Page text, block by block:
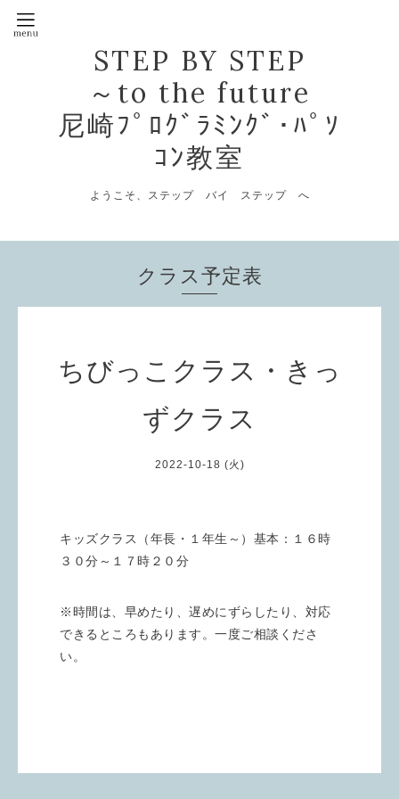
STEP BY STEP
～to the future
尼崎ﾌﾟﾛｸﾞﾗﾐﾝｸﾞ･ﾊﾟｿ
ｺﾝ教室
ようこそ、ステップ バイ ステップ へ
クラス予定表
ちびっこクラス・きっ
ずクラス
2022-10-18 (火)
キッズクラス（年長・１年生～）基本：１６時
３０分～１７時２０分
※時間は、早めたり、遅めにずらしたり、対応
できるところもあります。一度ご相談くださ
い。